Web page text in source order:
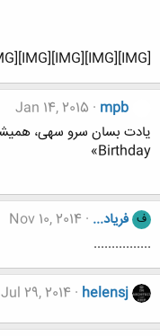
[IMG][IMG][IMG][IMG][IMG]
mpb
Jan 14, 2015
Birthday»
ف فریاد... Nov 10, 2014
................
helensj
Jul 29, 2014